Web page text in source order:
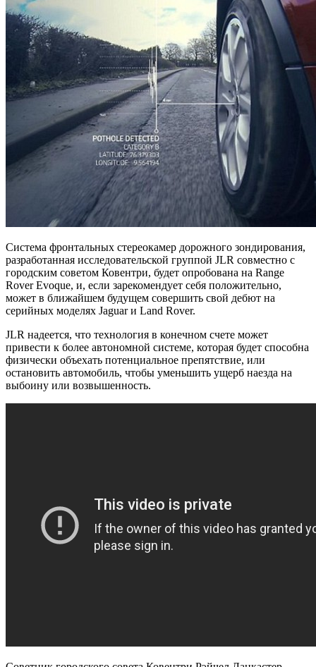
Система фронтальных стереокамер дорожного зондирования,
разработанная исследовательской группой JLR совместно с
городским советом Ковентри, будет опробована на Range
Rover Evoque, и, если зарекомендует себя положительно,
может в ближайшем будущем совершить свой дебют на
серийных моделях Jaguar и Land Rover.
JLR надеется, что технология в конечном счете может
привести к более автономной системе, которая будет способна
физически объехать потенциальное препятствие, или
остановить автомобиль, чтобы уменьшить ущерб наезда на
выбоину или возвышенность.